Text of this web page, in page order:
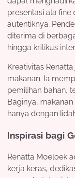
presentasi ala fine
autentiknya.
diterima di
hingga kritikus
Kreativitas
makanan. Ia
pemilihan bahan,
Baginya,
hanya dengan
Inspirasi bagi
Renatta Moeloek
kerja keras,